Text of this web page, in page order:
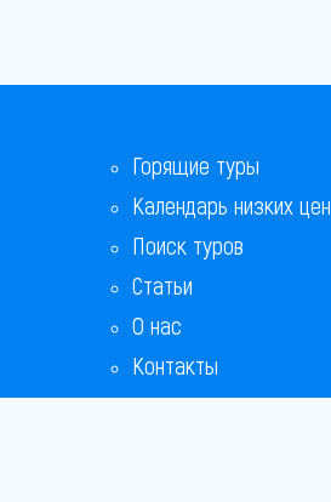
Горящие туры
Календарь низких цен
Поиск туров
Статьи
О нас
Контакты
Бонусная программа